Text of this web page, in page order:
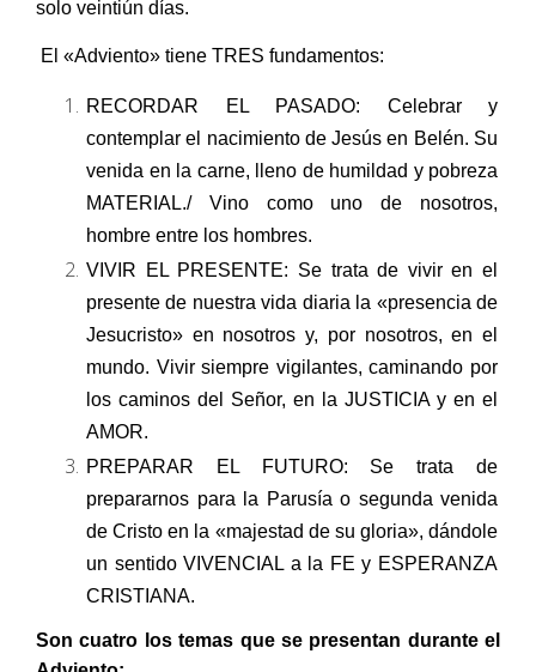
solo veintiún días.
El «Adviento» tiene TRES fundamentos:
RECORDAR EL PASADO: Celebrar y
contemplar el nacimiento de Jesús en Belén. Su
venida en la carne, lleno de humildad y pobreza
MATERIAL./ Vino como uno de nosotros,
hombre entre los hombres.
VIVIR EL PRESENTE: Se trata de vivir en el
presente de nuestra vida diaria la «presencia de
Jesucristo» en nosotros y, por nosotros, en el
mundo. Vivir siempre vigilantes, caminando por
los caminos del Señor, en la JUSTICIA y en el
AMOR.
PREPARAR EL FUTURO: Se trata de
prepararnos para la Parusía o segunda venida
de Cristo en la «majestad de su gloria», dándole
un sentido VIVENCIAL a la FE y ESPERANZA
CRISTIANA.
Son cuatro los temas que se presentan durante el